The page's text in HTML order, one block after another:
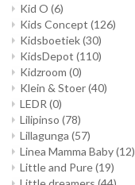
Kid O (6)
Kids Concept (126)
Kidsboetiek(30)
KidsDepot (110)
Kidzroom (0)
Klein & Stoer(40)
LEDR (0)
Lilipinso (78)
Lillagunga (57)
Linea Mamma Baby(12)
Little and Pure(19)